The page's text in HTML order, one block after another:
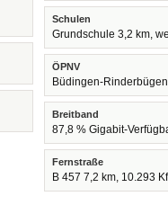
Schulen
Grundschule 3,2 km,
ÖPNV
Büdingen-
Breitband
87,8 % Gigabit-
Fernstraße
B 457 7,2 km, 10.293